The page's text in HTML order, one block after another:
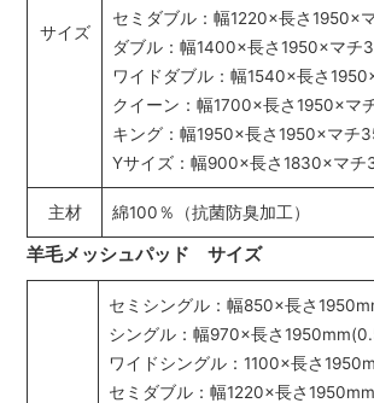
サイズ
セミダブル：幅1220×長さ1950×
ダブル：幅1400×長さ1950×マチ
ワイドダブル：幅1540×長さ
クイーン：幅1700×長さ1950×マ
キング：幅1950×長さ1950×マチ
Yサイズ：幅900×長さ1830×マチ
主材 綿100％（抗菌防臭加工）
羊毛メッシュパッド サイズ
セミシングル：幅850×長さ
シングル：幅970×長さ
ワイドシングル：1100×長さ
セミダブル：幅1220×長さ